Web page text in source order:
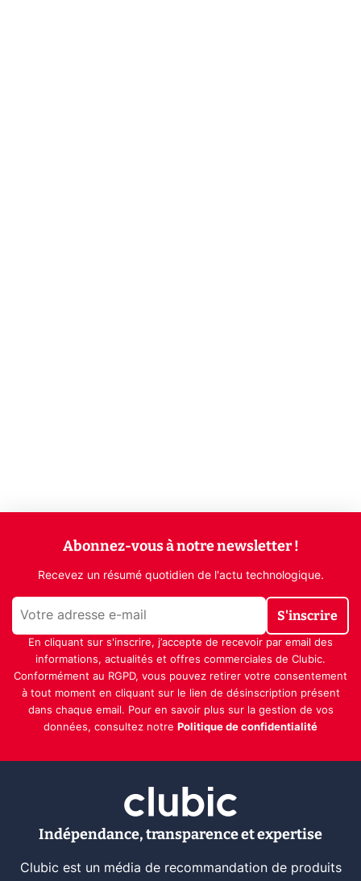
Abonnez-vous à notre newsletter !
Recevez un résumé quotidien de l'actu technologique.
S'inscrire
En cliquant sur s'inscrire, j’accepte de recevoir par email des
informations, actualités et offres commerciales de Clubic.
Conformément au RGPD, vous pouvez retirer votre consentement
à tout moment en cliquant sur le lien de désinscription présent
dans chaque email. Pour en savoir plus sur la gestion de vos
données, consultez notre Politique de confidentialité
Indépendance, transparence et expertise
Clubic est un média de recommandation de produits